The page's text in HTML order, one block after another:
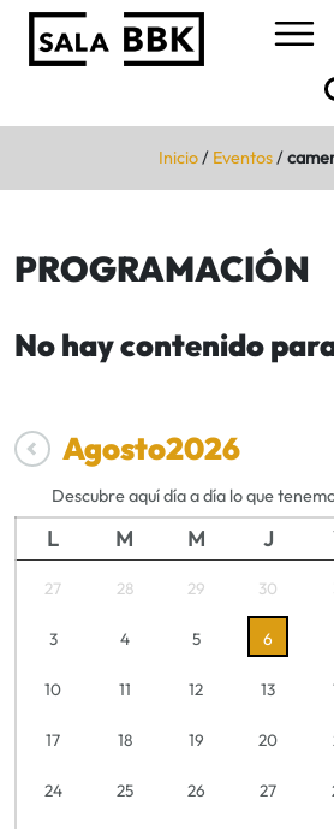
Inicio/ Eventos/
PROGRAMACIÓN
No hay contenido
Agosto2026
Descubre aquí día a día lo que
L M M J
27 28 29 30
3 4 5 6
10 11 12 13
17 18 19 20
24 25 26 27